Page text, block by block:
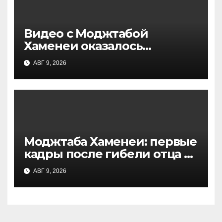
Видео с Моджтабой
Хаменеи оказалось
архивным: СМИ раскрыли
детали
АВГ 9, 2026
Моджтаба Хаменеи: первые
кадры после гибели отца и
реакция на атаку США
АВГ 9, 2026